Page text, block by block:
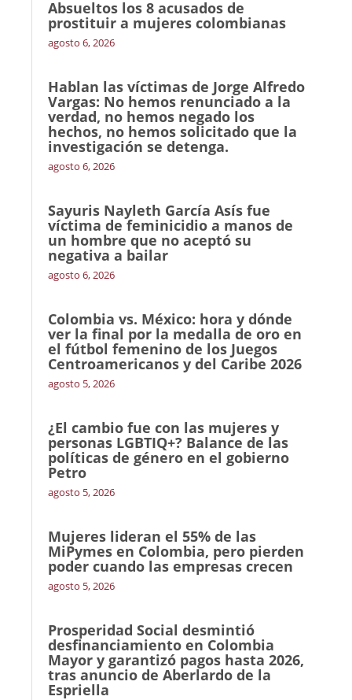
Absueltos los 8 acusados de
prostituir a mujeres colombianas
agosto 6, 2026
Hablan las víctimas de Jorge Alfredo
Vargas: No hemos renunciado a la
verdad, no hemos negado los
hechos, no hemos solicitado que la
investigación se detenga.
agosto 6, 2026
Sayuris Nayleth García Asís fue
víctima de feminicidio a manos de
un hombre que no aceptó su
negativa a bailar
agosto 6, 2026
Colombia vs. México: hora y dónde
ver la final por la medalla de oro en
el fútbol femenino de los Juegos
Centroamericanos y del Caribe 2026
agosto 5, 2026
¿El cambio fue con las mujeres y
personas LGBTIQ+? Balance de las
políticas de género en el gobierno
Petro
agosto 5, 2026
Mujeres lideran el 55% de las
MiPymes en Colombia, pero pierden
poder cuando las empresas crecen
agosto 5, 2026
Prosperidad Social desmintió
desfinanciamiento en Colombia
Mayor y garantizó pagos hasta 2026,
tras anuncio de Aberlardo de la
Espriella